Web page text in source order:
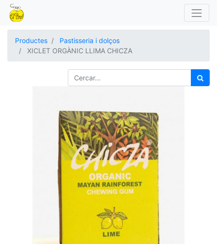
Productes
Pastisseria i dolços
XICLET ORGÀNIC LLIMA CHICZA